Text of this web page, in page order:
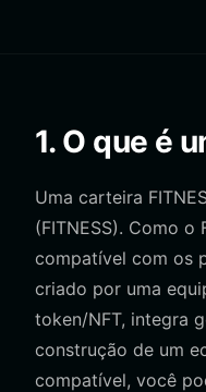
1. O que é
Uma carteira
(FITNESS). Como
compatível com os
criado por uma
token/NFT, integra
construção de um
compatível, você